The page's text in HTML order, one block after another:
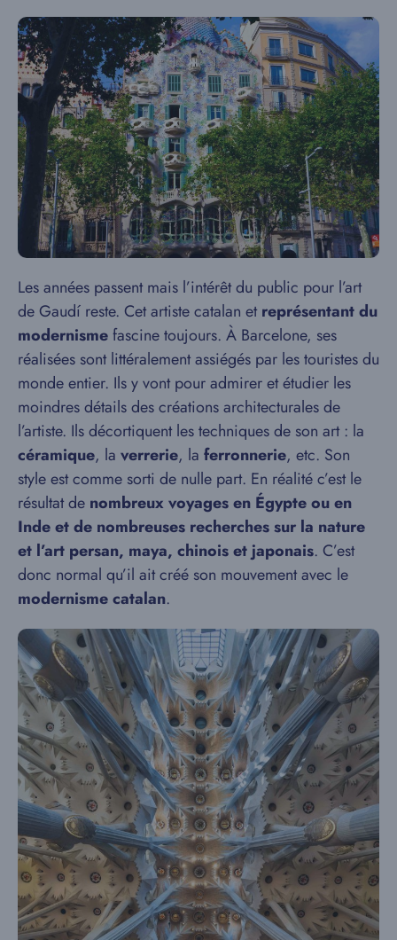
Les années passent mais l’intérêt du public pour l’art
de Gaudí reste. Cet artiste catalan etreprésentant du
modernismefascine toujours. À Barcelone, ses
réalisées sont littéralement assiégés par les touristes du
monde entier. Ils y vont pour admirer et étudier les
moindres détails des créations architecturales de
l’artiste. Ils décortiquent les techniques de son art : la
céramique, la verrerie, la ferronnerie, etc. Son
style est comme sorti de nulle part. En réalité c’est le
résultat de nombreux voyages en Égypte ou en
Inde et de nombreuses recherches sur la nature
et l’art persan, maya, chinois et japonais. C’est
donc normal qu’il ait créé son mouvement avec le
modernisme catalan.